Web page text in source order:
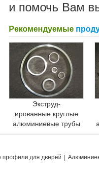
и помочь Вам
Рекомендуемые
Экструд-
ированные круглые
алюминиевые трубы
для дверей